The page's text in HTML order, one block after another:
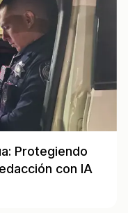
Protegiendo
con IA